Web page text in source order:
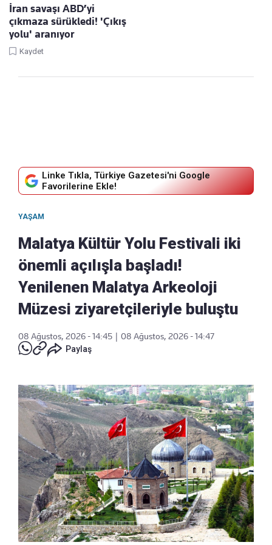
İran savaşı ABD’yi
çıkmaza sürükledi! 'Çıkış
yolu' aranıyor
Kaydet
Linke Tıkla, Türkiye Gazetesi'ni Google
Favorilerine Ekle!
YAŞAM
Malatya Kültür Yolu Festivali iki
önemli açılışla başladı!
Yenilenen Malatya Arkeoloji
Müzesi ziyaretçileriyle buluştu
08 Ağustos, 2026 - 14:45
08 Ağustos, 2026 - 14:47
Paylaş